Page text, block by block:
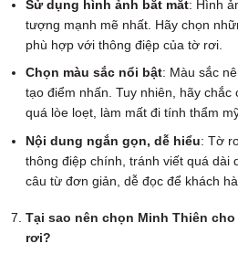
Sử dụng hình ảnh bắt mắt: Hình
tượng mạnh mẽ nhất. Hãy chọn
phù hợp với thông điệp của tờ rơi.
Chọn màu sắc nổi bật: Màu sắc
tạo điểm nhấn. Tuy nhiên, hãy chắc
quá lòe loẹt, làm mất đi tính thẩm
Nội dung ngắn gọn, dễ hiểu: Tờ
thông điệp chính, tránh viết quá dài
câu từ đơn giản, dễ đọc để khách
Tại sao nên chọn Minh Thiên
rơi?